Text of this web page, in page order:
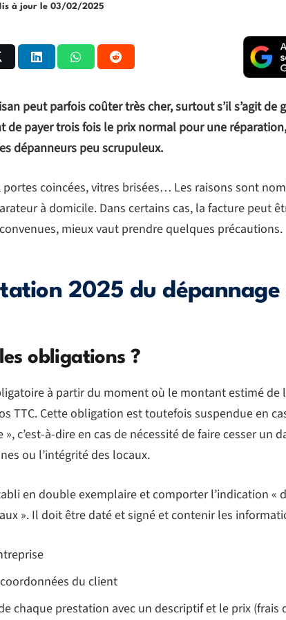
à jour le 03/02/2025
peut parfois coûter très cher, surtout s’il s’agit de
de payer trois fois le prix normal pour une
dépanneurs peu scrupuleux.
coincées, vitres brisées… Les raisons sont
à domicile. Dans certains cas, la facture peut
mieux vaut prendre quelques précautions.
2025 du dépannage
obligations ?
à partir du moment où le montant estimé de
TTC. Cette obligation est toutefois suspendue en
», c’est-à-dire en cas de nécessité de faire cesser un
ou l’intégrité des locaux.
en double exemplaire et comporter l’indication «
». Il doit être daté et signé et contenir les
du client
chaque prestation avec un descriptif et le prix (frais